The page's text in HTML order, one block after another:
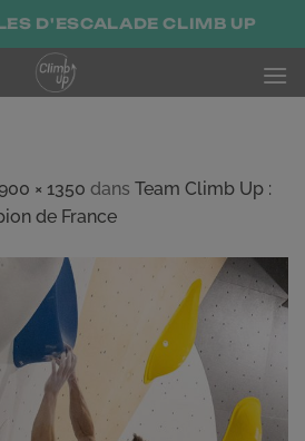
D'ESCALADE CLIMB UP
× 1350 dans Team Climb Up :
de France